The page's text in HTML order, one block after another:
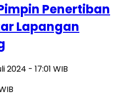
Penertiban
Lapangan
2024 - 17:01 WIB